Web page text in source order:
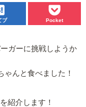
ブ Pocket
ガーに挑戦しようか
ゃんと食べました！
紹介します！